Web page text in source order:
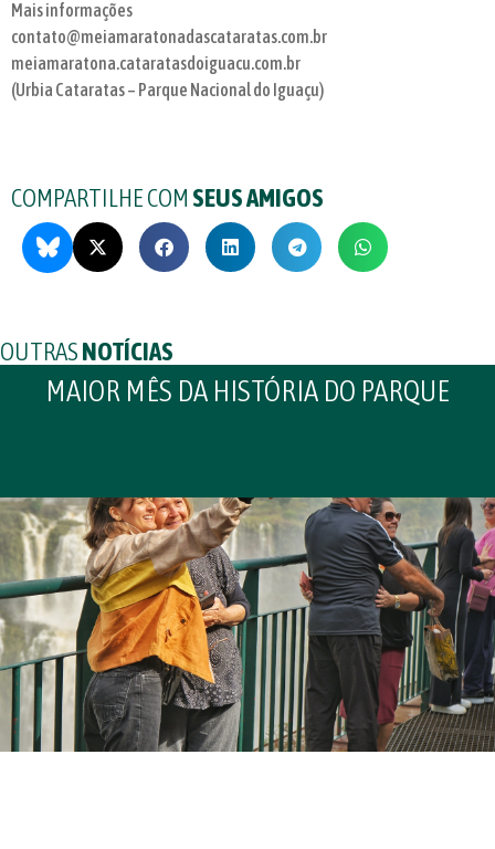
Mais informações
contato@meiamaratonadascataratas.com.br
meiamaratona.cataratasdoiguacu.com.br
(Urbia Cataratas – Parque Nacional do Iguaçu)
COMPARTILHE COM SEUS AMIGOS
OUTRASNOTÍCIAS
MAIOR MÊS DA HISTÓRIA DO PARQUE